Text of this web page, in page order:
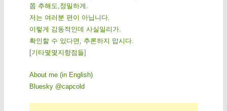
쫌 추해도,정밀하게.
저는 여러분 편이 아닙니다.
이렇게 감동적인데 사실일리가.
확인할 수 있다면, 추론하지 맙시다.
[기 타몇 몇 지 향점 들]
About me (in English)
Bluesky @capcold